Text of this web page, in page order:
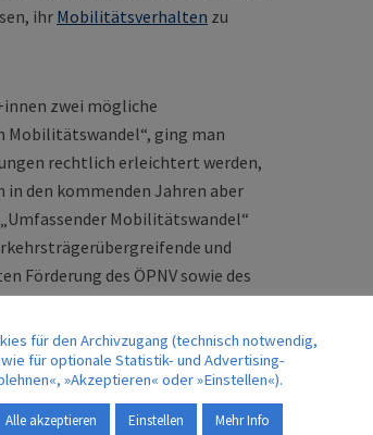
ihrMobilitätsverhalten zu
zwei mögliche
Mobilitätswandel“, ging man
rechtlich erleichtert werden,
den kommenden Jahren aber
Mobilitätswandel“
und
Förderung des ÖPNV sowie des
und Nachfragestruktur im
sie dabei insgesamt
den städtischen und
Raum.
für den Archivzugang (technisch notwendig,
für optionale Statistik- und Advertising-
»Akzeptieren« oder »Einstellen«).
Alle akzeptieren Einstellen Mehr Info